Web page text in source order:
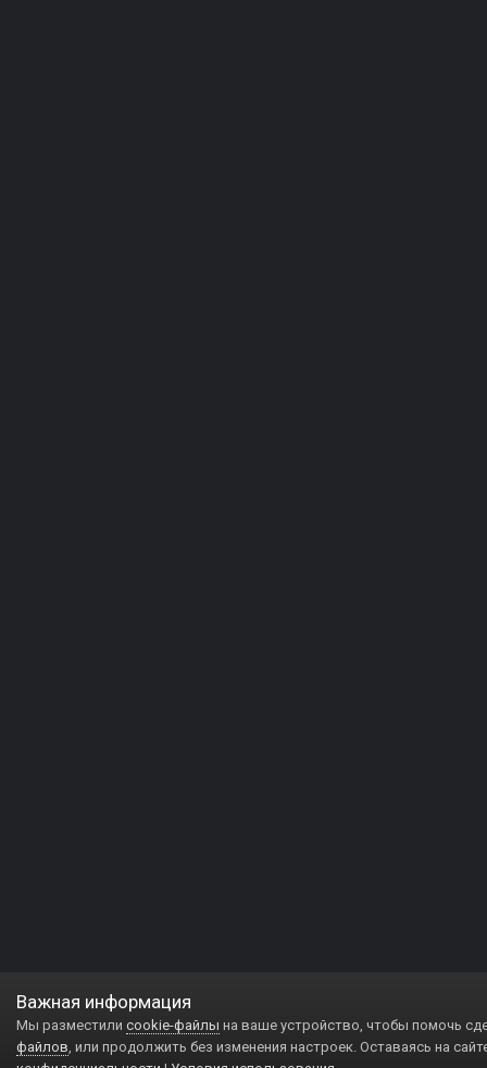
Важная информация
Мы разместили cookie-файлы на ваше устройство, чтобы помочь
файлов, или продолжить без изменения настроек. Оставаясь на